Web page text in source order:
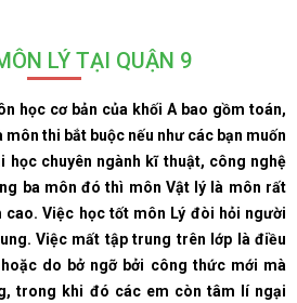
LÝ TẠI QUẬN 9
học cơ bản của khối A bao gồm toán,
môn thi bắt buộc nếu như các bạn muốn
chuyên ngành kĩ thuật, công nghệ
ba môn đó thì môn Vật lý là môn rất
cao. Việc học tốt môn Lý đòi hỏi người
Việc mất tập trung trên lớp là điều
do bở ngỡ bởi công thức mới mà
trong khi đó các em còn tâm lí ngại